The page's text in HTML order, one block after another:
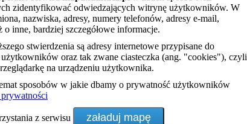
zidentyfikować odwiedzających witrynę użytkowników. W
nazwiska, adresy, numery telefonów, adresy e-mail,
o inne, bardziej szczegółowe informacje.
stwierdzenia są adresy internetowe przypisane do
oraz tak zwane ciasteczka (ang. "cookies"), czyli
na urządzeniu użytkownika.
sposobów w jakie dbamy o prywatność użytkowników
z serwisu